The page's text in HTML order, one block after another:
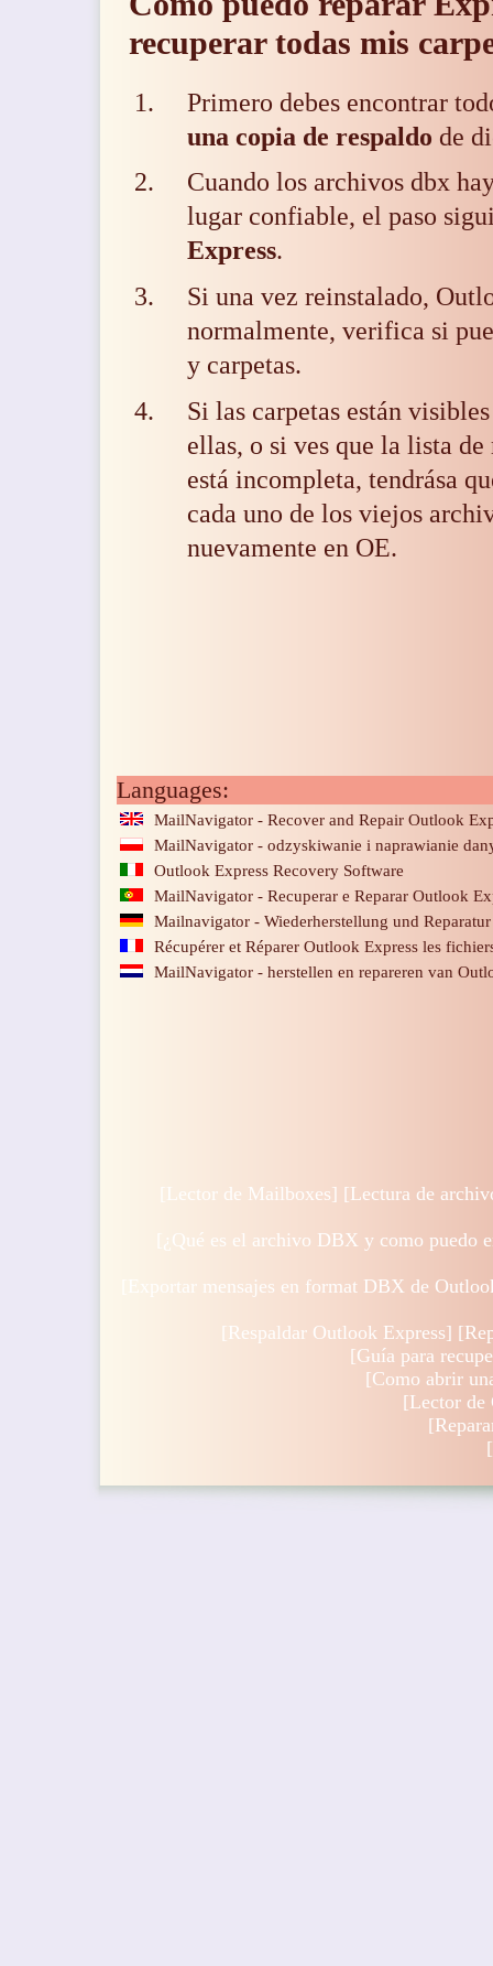
recuperar todas mis
Primero debes encontrar
una copia de respaldo de
Cuando los archivos dbx
lugar confiable, el paso
Express.
Si una vez reinstalado,
normalmente, verifica si
y carpetas.
Si las carpetas están
ellas, o si ves que la lista de
está incompleta, tendrása
cada uno de los viejos
nuevamente en OE.
Languages:
MailNavigator - Recover and Repair Outlook
MailNavigator - odzyskiwanie i naprawianie
Outlook Express Recovery Software
MailNavigator - Recuperar e Reparar Outlook
Mailnavigator - Wiederherstellung und
Récupérer et Réparer Outlook Express les
MailNavigator - herstellen en repareren van
[ Lector de Mailboxes] [Lectura de
[ ¿Qué es el archivo DBX y como puedo
Exportar mensajes en format DBX de
[ Respaldar Outlook Express] [
[Guía para
[Como abrir
[Lector de
[
[